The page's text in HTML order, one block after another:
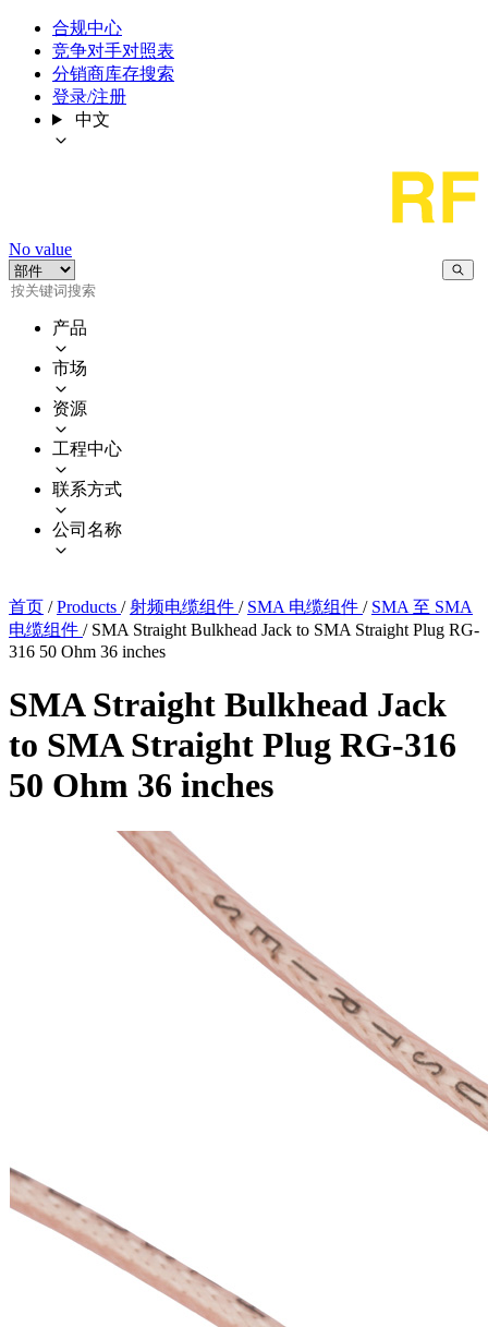
合规中心
竞争对手对照表
分销商库存搜索
登录/注册
中文
No value
产品
市场
资源
工程中心
联系方式
公司名称
首页 / Products / 射频电缆组件 / SMA 电缆组件 / SMA 至 SMA
电缆组件 / SMA Straight Bulkhead Jack to SMA Straight Plug RG-
316 50 Ohm 36 inches
SMA Straight Bulkhead Jack
to SMA Straight Plug RG-316
50 Ohm 36 inches